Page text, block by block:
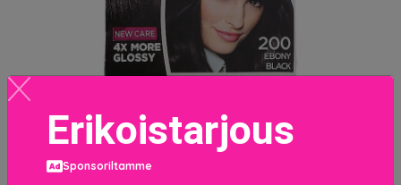
Erikoistarjous
Sponsoriltamme